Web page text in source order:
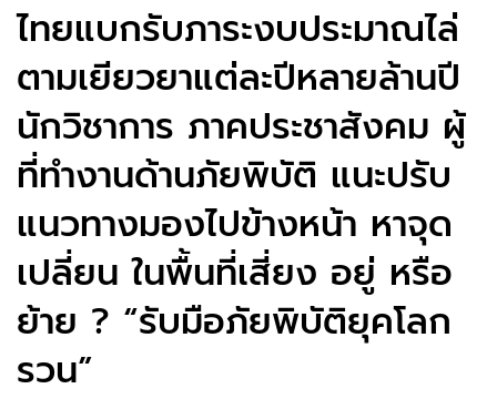
ไทยแบกรับภาระงบประมาณไล่
ตามเยียวยาแต่ละปีหลายล้านปี
นักวิชาการ ภาคประชาสังคม ผู้
ที่ทำงานด้านภัยพิบัติ แนะปรับ
แนวทางมองไปข้างหน้า หาจุด
เปลี่ยน ในพื้นที่เสี่ยง อยู่ หรือ
ย้าย ? “รับมือภัยพิบัติยุคโลก
รวน”